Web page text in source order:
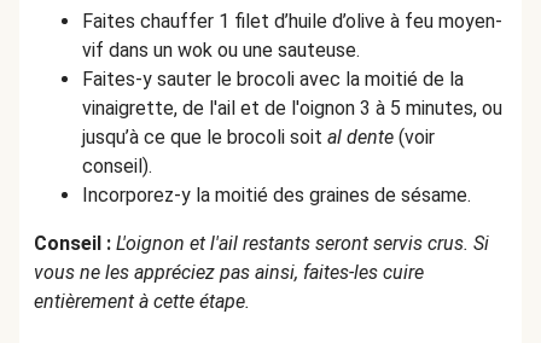
Faites chauffer 1 filet d’huile d’olive à feu moyen-
vif dans un wok ou une sauteuse.
Faites-y sauter le brocoli avec la moitié de la
vinaigrette, de l'ail et de l'oignon 3 à 5 minutes, ou
jusqu’à ce que le brocoli soit al dente (voir
conseil).
Incorporez-y la moitié des graines de sésame.
Conseil : L'oignon et l'ail restants seront servis crus. Si
vous ne les appréciez pas ainsi, faites-les cuire
entièrement à cette étape.